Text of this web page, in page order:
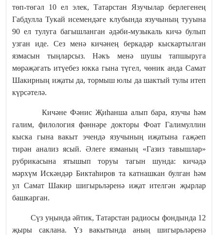
төп-төгәл 10 ел элек, Татарстан Язучылар берлегенең
Габдулла Тукай исемендәге клубында язучының тууына
90 ел тулуга багышланган әдәби-музыкаль кичә булып
узган иде. Сез менә кичәнең беркадәр кыскартылган
язмасын тыңларсыз. Нәкъ менә шушы тапшыруга
мөрәҗәгать итүебез юкка гына түгел, чөник анда Самат
Шакирның иҗаты да, тормыш юлы да шактый тулы итеп
күрсәтелә.
Кичәне Фәнис Җиһанша алып бара, язучы һәм
галим, филология фәннәре докторы Фоат Галимуллин
кыска гына вакыт эчендә язучының иҗатына гаҗәеп
тирән анализ ясый. Әлеге язманың «Газиз тавышлар»
рубрикасына ятышып торуы тагын шунда: кичәдә
мәрхүм Искәндәр Биктаһиров та катнашкан булган һәм
ул Самат Шакир шигырьләренә иҗат ителгән җырлар
башкарган.
Сүз уңында әйтик, Татарстан радиосы фондында 12
җыры саклана. Үз вакытында аның шигырьләренә